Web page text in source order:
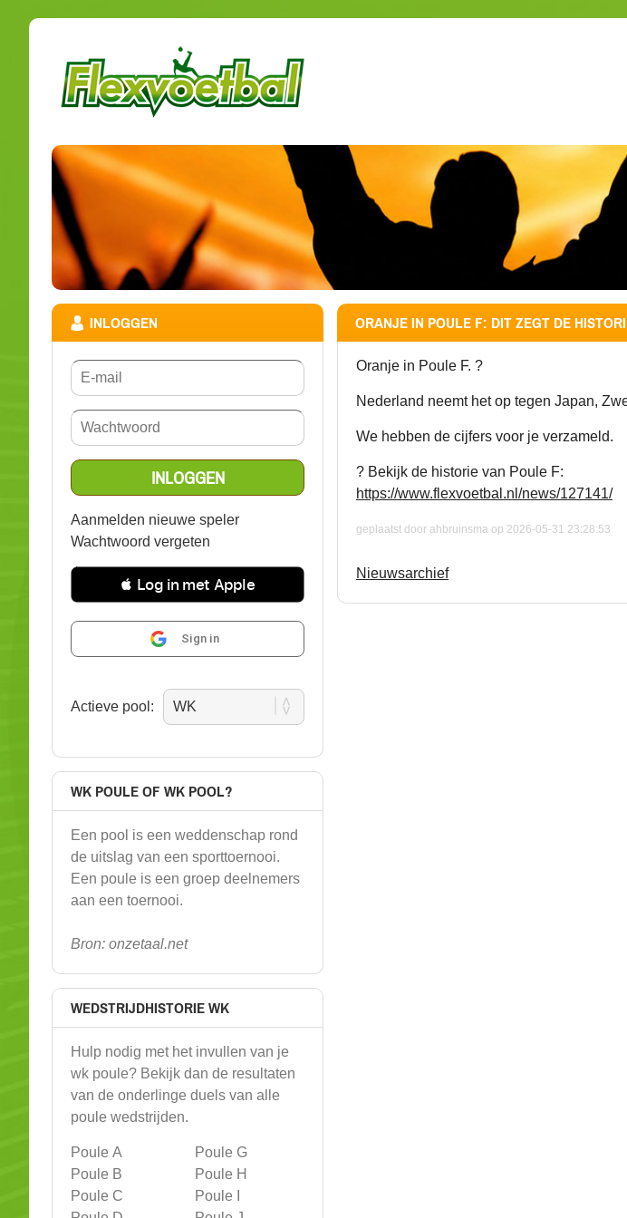
INLOGGEN
Aanmelden nieuwe speler
Wachtwoord vergeten
 Log in met Apple
Sign in
Actieve pool:
WK POULE OF WK POOL?
Een pool is een weddenschap rond
de uitslag van een sporttoernooi.
Een poule is een groep deelnemers
aan een toernooi.
Bron: onzetaal.net
WEDSTRIJDHISTORIE WK
Hulp nodig met het invullen van je
wk poule? Bekijk dan de resultaten
van de onderlinge duels van alle
poule wedstrijden.
Poule A
Poule B
Poule C
Poule G
Poule H
Poule I
ORANJE IN POULE F: DIT ZEGT DE
Oranje in Poule F. ?
Nederland neemt het op tegen Japan,
We hebben de cijfers voor je verzameld.
? Bekijk de historie van Poule F:
https://www.flexvoetbal.nl/news/127141/
geplaatst door ahbruinsma op 2026-05-31 23:28:53
Nieuwsarchief